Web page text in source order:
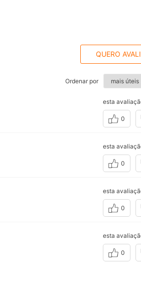
QUERO
Ordenar por
esta
0
esta
0
esta
0
esta
0